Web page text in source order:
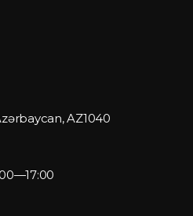
AZ1040